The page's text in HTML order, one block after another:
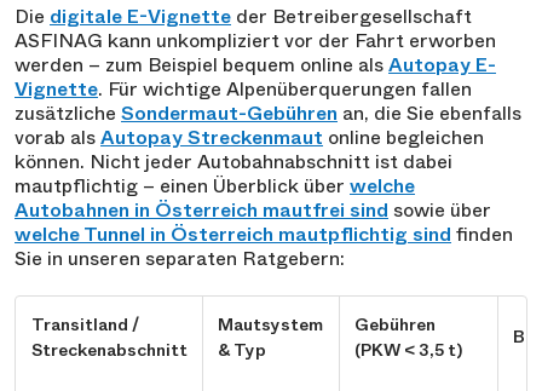
Die digitale E-Vignette der Betreibergesellschaft
ASFINAG kann unkompliziert vor der Fahrt erworben
werden – zum Beispiel bequem online alsAutopay E-
Vignette. Für wichtige Alpenüberquerungen fallen
zusätzliche Sondermaut-Gebühren an, die Sie ebenfalls
vorab alsAutopay Streckenmaut online begleichen
können. Nicht jeder Autobahnabschnitt ist dabei
mautpflichtig – einen Überblick über welche
Autobahnen in Österreich mautfrei sind sowie über
welche Tunnel in Österreich mautpflichtig sind finden
Sie in unseren separaten Ratgebern:
Transitland /
Streckenabschnitt
Mautsystem
& Typ
Gebühren
(PKW < 3,5 t)